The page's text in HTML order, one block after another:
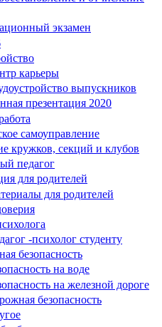
экзамен
карьеры
выпускников
презентация 2020
самоуправление
кружков, секций и клубов
педагог
для родителей
для родителей
-психолог студенту
безопасность
на воде
на железной дороге
безопасность